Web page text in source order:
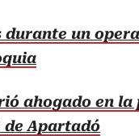
durante un
ahogado en
de Apartadó